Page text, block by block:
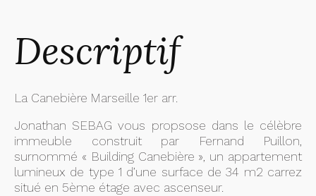
Descriptif
La Canebière Marseille 1er arr.
Jonathan SEBAG vous propsose dans le célèbre
immeuble construit par Fernand Puillon,
surnommé « Building Canebière », un appartement
lumineux de type 1 d’une surface de 34 m2 carrez
situé en 5ème étage avec ascenseur.